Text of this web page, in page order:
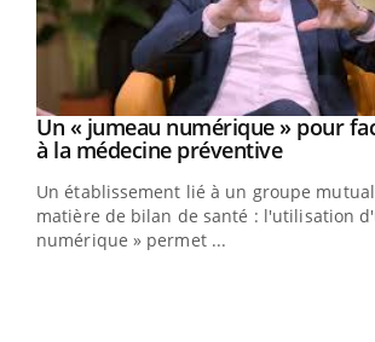
Youtube
Un « jumeau numérique » pour
à la médecine préventiveYoutube
Un établissement lié à un groupe
matière de bilan de santé : l'utilisation
numérique » permet ...